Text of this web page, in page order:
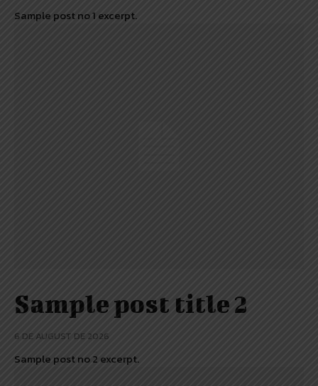
Sample post no 1 excerpt.
Sample post title 2
6 DE AUGUST DE 2026
Sample post no 2 excerpt.